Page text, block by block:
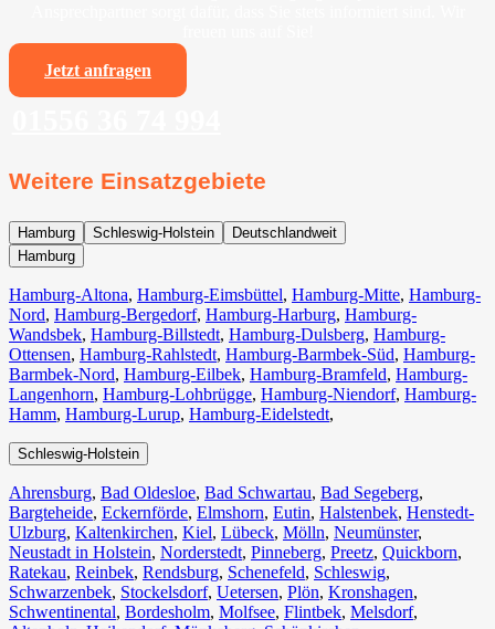
Jetzt anfragen
Weitere Einsatzgebiete
Hamburg Schleswig-Holstein
Deutschlandweit
Hamburg
Hamburg-Altona, Hamburg-Eimsbüttel, Hamburg-Mitte, Hamburg-
Nord, Hamburg-Bergedorf, Hamburg-Harburg, Hamburg-
Wandsbek, Hamburg-Billstedt, Hamburg-Dulsberg, Hamburg-
Ottensen, Hamburg-Rahlstedt, Hamburg-Barmbek-Süd, Hamburg-
Barmbek-Nord, Hamburg-Eilbek, Hamburg-Bramfeld, Hamburg-
Langenhorn, Hamburg-Lohbrügge, Hamburg-Niendorf, Hamburg-
Hamm, Hamburg-Lurup, Hamburg-Eidelstedt,
Schleswig-Holstein
Ahrensburg, Bad Oldesloe, Bad Schwartau, Bad Segeberg,
Bargteheide, Eckernförde, Elmshorn, Eutin, Halstenbek, Henstedt-
Ulzburg, Kaltenkirchen, Kiel, Lübeck, Mölln, Neumünster,
Neustadt in Holstein, Norderstedt, Pinneberg, Preetz, Quickborn,
Ratekau, Reinbek, Rendsburg, Schenefeld, Schleswig,
Schwarzenbek, Stockelsdorf, Uetersen, Plön, Kronshagen,
Schwentinental, Bordesholm, Molfsee, Flintbek, Melsdorf,